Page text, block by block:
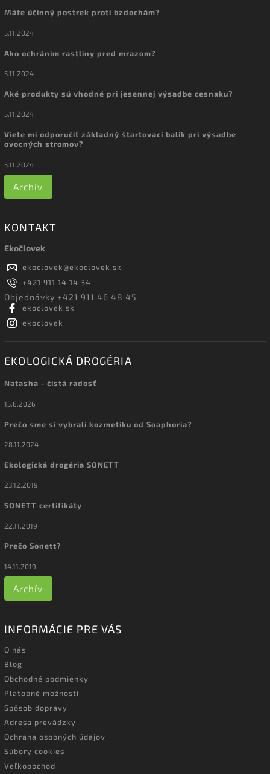
Máte účinný postrek proti bzdochám?
5.11.2024
Ako ochránim rastliny pred mrazom?
5.11.2024
Aké produkty sú vhodné pri jesennej výsadbe cesnaku?
5.11.2024
Viete mi odporučiť základný štartovací balík pri výsadbe
ovocných stromov?
5.11.2024
Archív
KONTAKT
Ekočlovek
ekoclovek@ekoclovek.sk
+421 911 14 14 34
Objednávky +421 911 46 48 45
ekoclovek.sk
ekoclovek
EKOLOGICKÁ DROGÉRIA
Natasha - čistá radosť
15.6.2026
Prečo sme si vybrali kozmetiku od Soaphoria?
28.11.2024
Ekologická drogéria SONETT
23.12.2019
SONETT certifikáty
22.11.2019
Prečo Sonett?
14.11.2019
Archív
INFORMÁCIE PRE VÁS
O nás
Blog
Obchodné podmienky
Platobné možnosti
Spôsob dopravy
Adresa prevádzky
Ochrana osobných údajov
Súbory cookies
Veľkoobchod